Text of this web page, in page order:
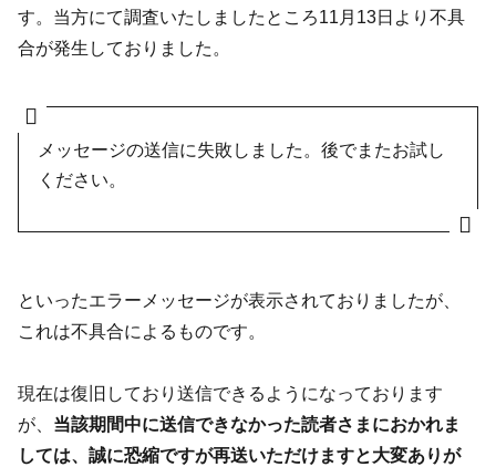
す。当方にて調査いたしましたところ11月13日より不具
合が発生しておりました。
メッセージの送信に失敗しました。後でまたお試し
ください。
といったエラーメッセージが表示されておりましたが、
これは不具合によるものです。
現在は復旧しており送信できるようになっております
が、 当該期間中に送信できなかった読者さまにおかれま
しては、誠に恐縮ですが再送いただけますと大変ありが